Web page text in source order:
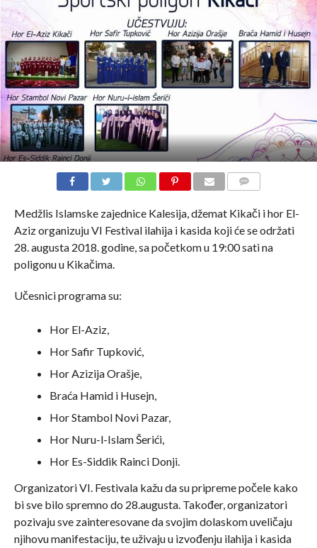
Medžlis Islamske zajednice Kalesija, džemat Kikači i hor El-
Aziz organizuju VI Festival ilahija i kasida koji će se održati
28. augusta 2018. godine, sa početkom u 19:00 sati na
poligonu u Kikačima.
Učesnici programa su:
Hor El-Aziz,
Hor Safir Tupković,
Hor Azizija Orašje,
Braća Hamid i Husejn,
Hor Stambol Novi Pazar,
Hor Nuru-l-Islam Šerići,
Hor Es-Siddik Rainci Donji.
Organizatori VI. Festivala kažu da su pripreme počele kako
bi sve bilo spremno do 28.augusta. Također, organizatori
pozivaju sve zainteresovane da svojim dolaskom uveličaju
njihovu manifestaciju, te uživaju u izvođenju ilahija i kasida